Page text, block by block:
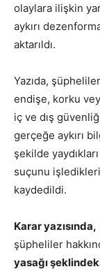
olaylara ilişkin
aykırı
aktarıldı.
Yazıda,
endişe, korku
iç ve dış
gerçeğe aykırı
şekilde
suçunu
kaydedildi.
Karar yazısında,
şüpheliler
yasağı